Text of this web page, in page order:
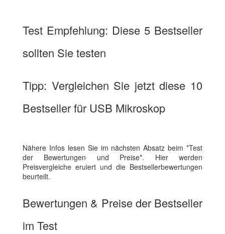
Test Empfehlung: Diese 5 Bestseller
sollten Sie testen
Tipp: Vergleichen Sie jetzt diese 10
Bestseller für USB Mikroskop
Nähere Infos lesen Sie im nächsten Absatz beim *Test
der Bewertungen und Preise*. Hier werden
Preisvergleiche eruiert und die Bestsellerbewertungen
beurteilt.
Bewertungen & Preise der Bestseller
im Test